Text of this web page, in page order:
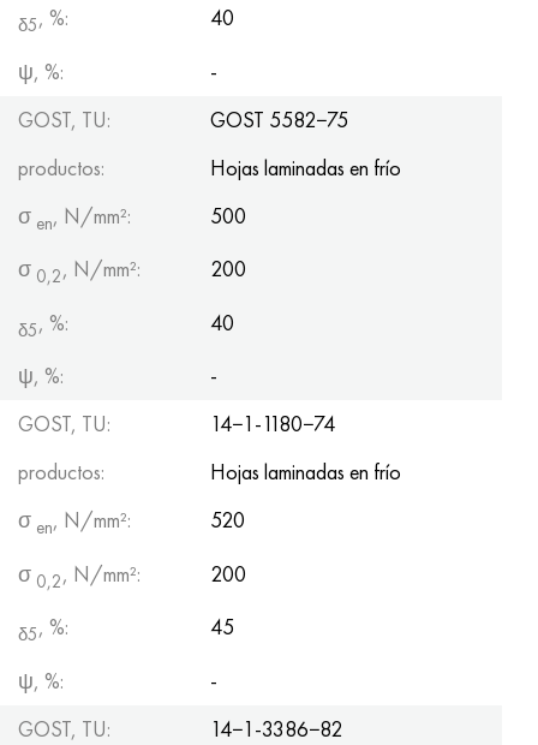
δ5, %:
40
ψ, %:
-
GOST, TU:
GOST 5582−75
productos:
Hojas laminadas en frío
σ en, N/mm²:
500
σ 0,2, N/mm²: 200
δ5, %:
40
ψ, %:
-
GOST, TU:
14−1-1180−74
productos:
Hojas laminadas en frío
σ en, N/mm²:
520
σ 0,2, N/mm²: 200
δ5, %:
45
ψ, %:
-
GOST, TU:
14−1-3386−82